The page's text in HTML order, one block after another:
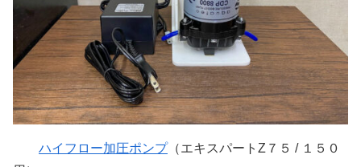
ハイフロー加圧ポンプ（エキスパートZ７５ / １５０